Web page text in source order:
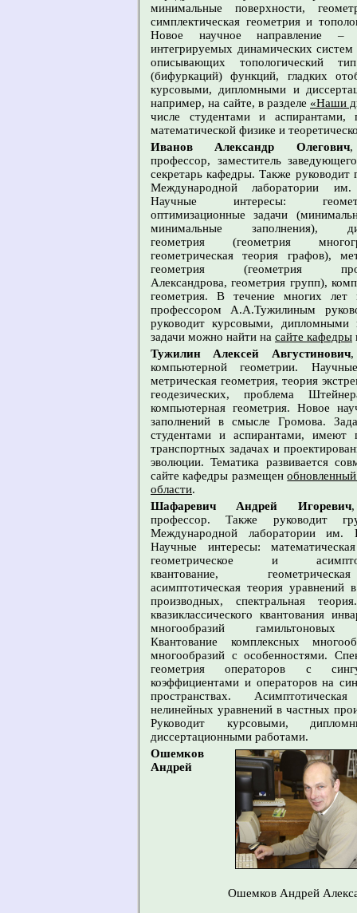
минимальные поверхности,
симплектическая геометрия и
Новое научное направление –
интегрируемых динамических
описывающих топологический
(бифуркаций) функций, гладких
курсовыми, дипломными и
например, на сайте, в разделе «Наши
числе студентами и
математической физике и
Иванов Александр Олегович,
профессор, заместитель
секретарь кафедры. Также руководит
Международной лаборатории
Научные интересы:
оптимизационные задачи
минимальные заполнения),
геометрия (геометрия
геометрическая теория графов),
геометрия (геометрия
Александрова, геометрия групп),
геометрия. В течение многих лет
профессором А.А.Тужилиным
руководит курсовыми, дипломными
задачи можно найти на сайте кафедры
Тужилин Алексей Августинович,
компьютерной геометрии.
метрическая геометрия, теория
геодезических, проблема
компьютерная геометрия. Новое
заполнений в смысле Громова.
студентами и аспирантами,
транспортных задачах и
эволюции. Тематика развивается
сайте кафедры размещен
области.
Шафаревич Андрей Игоревич
профессор. Также руководит
Международной лаборатории им.
Научные интересы:
геометрическое и
квантование,
асимптотическая теория уравнений
производных, спектральная
квазиклассического квантования
многообразий гамильтоновых
Квантование комплексных
многообразий с особенностями.
геометрия операторов с
коэффициентами и операторов на
пространствах.
нелинейных уравнений в частных
Руководит курсовыми,
диссертационными работами.
Ошемков Андрей
Ошемков
Андрей